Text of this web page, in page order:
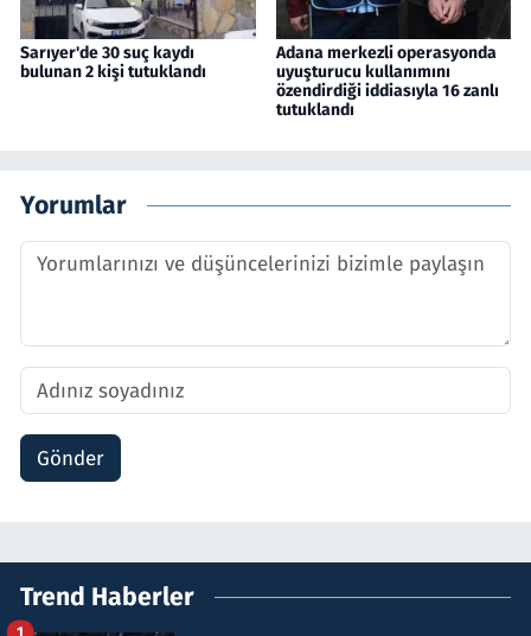
Sarıyer'de 30 suç kaydı
bulunan 2 kişi tutuklandı
Adana merkezli operasyonda
uyuşturucu kullanımını
özendirdiği iddiasıyla 16 zanlı
tutuklandı
Yorumlar
Gönder
Trend Haberler
1